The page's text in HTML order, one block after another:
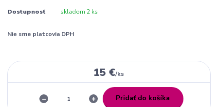
Dostupnosť skladom 2 ks
Nie sme platcovia DPH
15 €/ks
Pridať do košíka